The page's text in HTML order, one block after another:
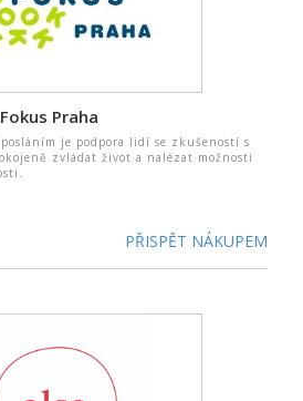
Fokus Praha
je podpora lidí se zkušeností s
zvládat život a nalézat možnosti
PŘISPĚT NÁKUPEM